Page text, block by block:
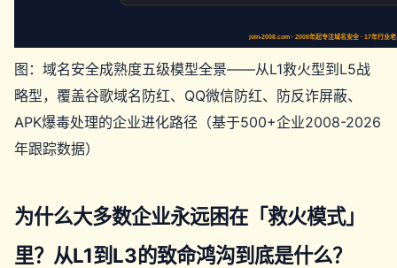
join-2008.com · 2008年起专注域名安全 · 17年行业
图：域名安全成熟度五级模型全景——从L1救火型到L5战
略型，覆盖谷歌域名防红、QQ微信防红、防反诈屏蔽、
APK爆毒处理的企业进化路径（基于500+企业2008-2026
年跟踪数据）
为什么大多数企业永远困在「救火模式」
里？从L1到L3的致命鸿沟到底是什么？